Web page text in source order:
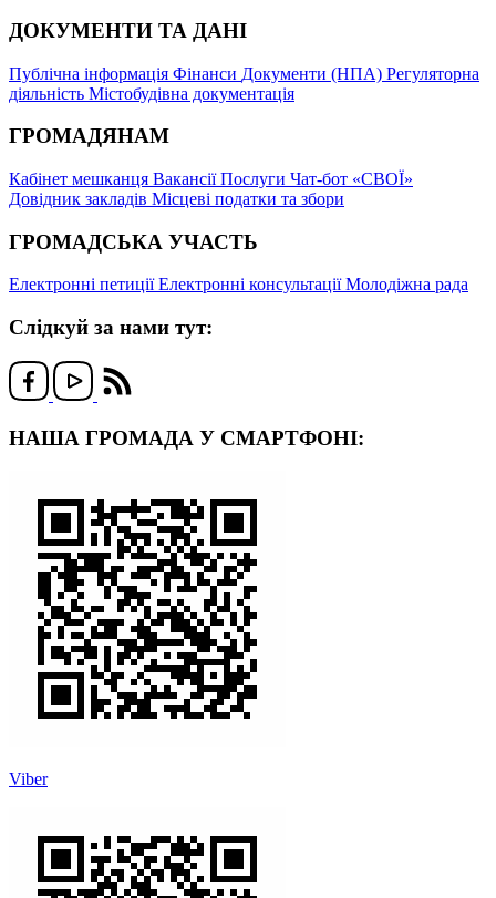
ДОКУМЕНТИ ТА ДАНІ
Публічна інформація Фінанси Документи (НПА) Регуляторна
діяльність Містобудівна документація
ГРОМАДЯНАМ
Кабінет мешканця ВакансіїПослуги Чат-бот «СВОЇ»
Довідник закладів Місцеві податки та збори
ГРОМАДСЬКА УЧАСТЬ
Електронні петиціїЕлектронні консультаціїМолодіжна рада
Слідкуй за нами тут:
НАША ГРОМАДА У СМАРТФОНІ:
Viber